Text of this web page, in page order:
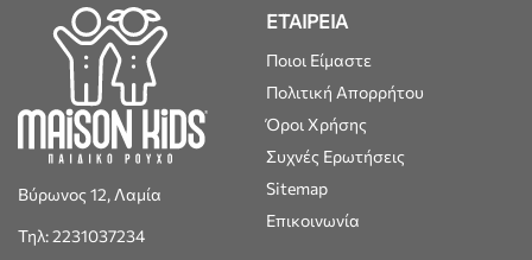
Βύρωνος 12, Λαμία
Τηλ: 2231037234
ΕΤΑΙΡΕΙΑ
Ποιοι Είμαστε
Πολιτική Απορρήτου
Όροι Χρήσης
Συχνές Ερωτήσεις
Sitemap
Επικοινωνία